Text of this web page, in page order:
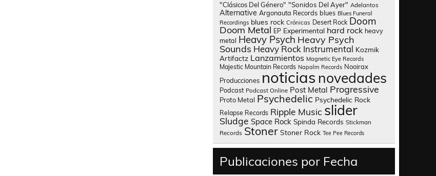
"Clásicos Del Género" "Sonidos Del Ayer" Adelantos
Alternative Argonauta Records blues Blues Funeral
Recordings blues rock Crónicas Desert Rock Doom
Doom Metal EP Experimental hard rock heavy
metal Heavy Psych Heavy Psych
Sounds Heavy Rock Instrumental Kozmik
Artifactz Lanzamientos Magnetic Eye Records
Majestic Mountain Records Napalm Records Nooirax
Producciones noticias novedades
Podcast Podcast Online Post Metal Progressive
Proto Metal Psychedelic Psychedelic Rock
Relapse Records Ripple Music slider
Sludge Space Rock Spinda Records Stickman
Records Stoner Stoner Rock Tee Pee Records
Publicaciones por Fecha